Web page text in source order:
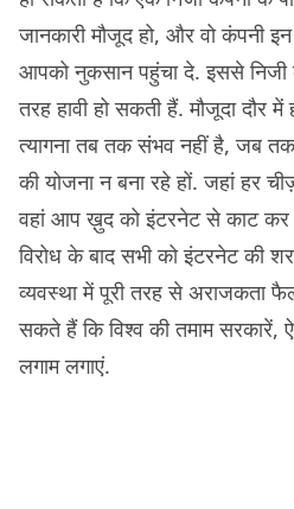
जानकारी मौजूद हो, और वो कंपनी इन
आपको नुकसान पहुंचा दे. इससे
तरह हावी हो सकती हैं. मौजूदा दौर में
त्यागना तब तक संभव नहीं है, जब तक
की योजना न बना रहे हों. जहां हर
वहां आप ख़ुद को इंटरनेट से काट
विरोध के बाद सभी को इंटरनेट की
व्यवस्था में पूरी तरह से अराजकता
सकते हैं कि विश्व की तमाम सरकारें,
लगाम लगाएं.